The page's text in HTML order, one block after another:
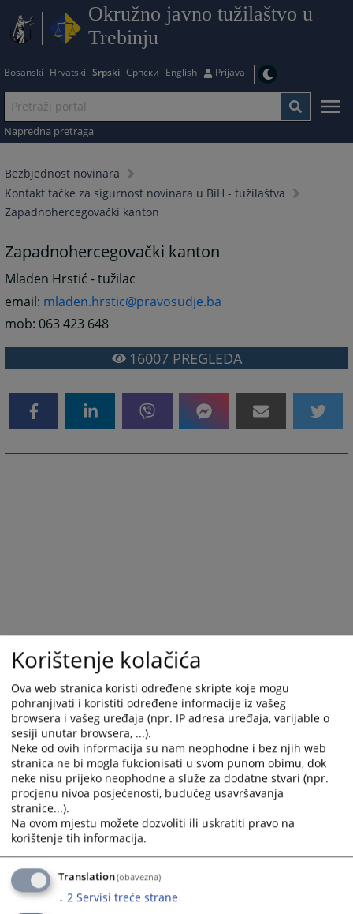
Okružno javno tužilaštvo u
Trebinju
Bosanski Hrvatski Srpski Српски English Prijava
Napredna pretraga
Bezbjednost novinara
Kontakt tačke za sigurnost novinara u BiH - tužilaštva
Zapadnohercegovački kanton
Zapadnohercegovački kanton
Mladen Hrstić - tužilac
email: mladen.hrstic@pravosudje.ba
mob: 063 423 648
16007PREGLEDA
Korištenje kolačića
Ova web stranica koristi određene skripte koje mogu
pohranjivati i koristiti određene informacije iz vašeg
browsera i vašeg uređaja (npr. IP adresa uređaja, varijable o
sesiji unutar browsera, ...).
Neke od ovih informacija su nam neophodne i bez njih web
stranica ne bi mogla fukcionisati u svom punom obimu, dok
neke nisu prijeko neophodne a služe za dodatne stvari (npr.
procjenu nivoa posjećenosti, budućeg usavršavanja
stranice...).
Na ovom mjestu možete dozvoliti ili uskratiti pravo na
korištenje tih informacija.
Translation(obavezna)
↓ 2 Servisi treće strane